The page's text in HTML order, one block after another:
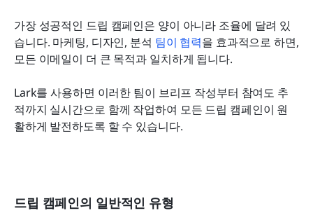
가장 성공적인 드립 캠페인은 양이 아니라 조율에 달려 있
습니다. 마케팅, 디자인, 분석 팀이 협력을 효과적으로 하면,
모든 이메일이 더 큰 목적과 일치하게 됩니다.
Lark를 사용하면 이러한 팀이 브리프 작성부터 참여도 추
적까지 실시간으로 함께 작업하여 모든 드립 캠페인이 원
활하게 발전하도록 할 수 있습니다.
드립 캠페인의 일반적인 유형